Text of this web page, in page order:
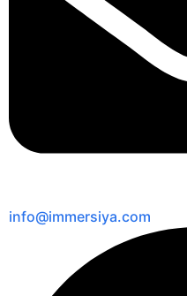
info@immersiya.com